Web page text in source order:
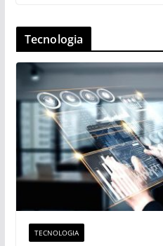
Tecnologia
TECNOLOGIA